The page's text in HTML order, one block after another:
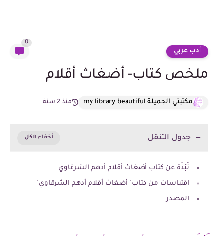
أدب عربي
0
ملخص كتاب- أضغاث أقلام
مكتبتي الجميلة my library beautiful منذ 2 سنة
جدول التنقل
نَبْذَة عن كتاب أضغاث أقلام أدهم الشرقاوي
اقتباسات من كتاب" أضغاث أقلام أدهم الشرقاوي"
المصدر